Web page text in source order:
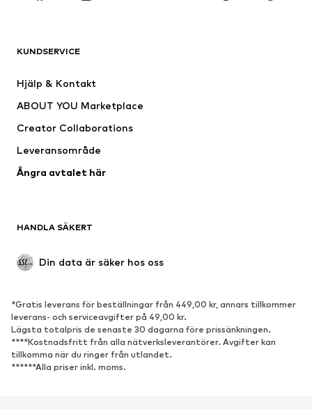
Nytt
Underkläder
Kappor
Badkläder
Upcycling
Populärt
Sneakers
Stövletter
Pumps & högklackade skor
Stövlar
Sandaler
KUNDSERVICE
Hjälp & Kontakt
ABOUT YOU Marketplace
Creator Collaborations
Leveransområde
Ångra avtalet här
HANDLA SÄKERT
Din data är säker hos oss
*Gratis leverans för beställningar från 449,00 kr, annars tillkommer
leverans- och serviceavgifter på 49,00 kr.
Lägsta totalpris de senaste 30 dagarna före prissänkningen.
****Kostnadsfritt från alla nätverksleverantörer. Avgifter kan
tillkomma när du ringer från utlandet.
******Alla priser inkl. moms.